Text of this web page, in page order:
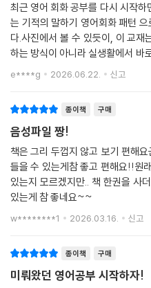
064. 경찰 신고
065. 119 신고
066. 제품 문의
068. 교환 & 반품
070. 설치 문의
071. 수리 요청
072. 업무 전화
073. 업무 회의
074. 프레젠테이션
075. 입사 & 퇴사
076. 주거 임대
078. 배달 음식
★★ 말하기 목적별 영어회화 패턴
‘기적의 말하기 영단어 1000’을
R코드를 스캔하면 접속 가능)
★ 휴대하며 읽기 편안한 ‘컴팩트
기 매우 편리하며, 또한 스프링 제
로 쫙 펼쳐져 어떤 페이지를 펼쳐도
최근 영어 회화 공부를 다시 시작하
는 기적의 말하기 영어회화 패턴 으
다.사진에서 볼 수 있듯이, 이 교재
하는 방식이 아니라 실생활에서 바
주로 구성되어 있어 매우 만족스럽습
e****g 2026.06.22. 신고
종이책 구매
음성파일 짱!
책은 그리 두껍지 않고 보기 편해
들을 수 있는게참 좋고 편해요!!원
있는지 모르겠지만.. 책 한권을 사
있는게 참 좋네요~~
w********1 2026.03.16. 신고
종이책 구매
미뤄왔던 영어공부 시작하자!